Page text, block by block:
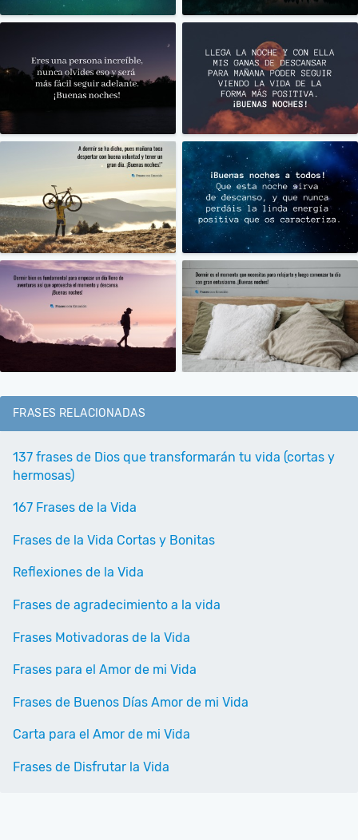
FRASES RELACIONADAS
137 frases de Dios que transformarán tu vida (cortas y
hermosas)
167 Frases de la Vida
Frases de la Vida Cortas y Bonitas
Reflexiones de la Vida
Frases de agradecimiento a la vida
Frases Motivadoras de la Vida
Frases para el Amor de mi Vida
Frases de Buenos Días Amor de mi Vida
Carta para el Amor de mi Vida
Frases de Disfrutar la Vida